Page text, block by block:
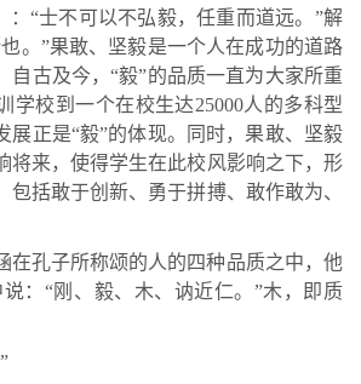
：“士不可以不弘毅，任重而道远。”解
。”果敢、坚毅是一个人在成功的道路
自古及今，“毅”的品质一直为大家所重
学校到一个在校生达25000人的多科型
展正是“毅”的体现。同时，果敢、坚毅
将来，使得学生在此校风影响之下，形
包括敢于创新、勇于拼搏、敢作敢为、
在孔子所称颂的人的四种品质之中，他
：“刚、毅、木、讷近仁。”木，即质